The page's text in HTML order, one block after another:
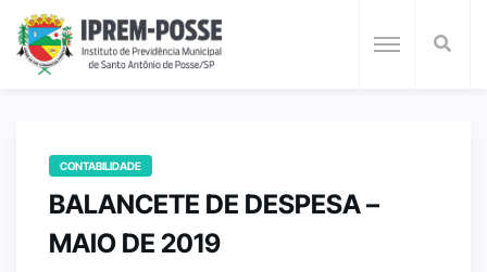
CONTABILIDADE
BALANCETE DE DESPESA –
MAIO DE 2019